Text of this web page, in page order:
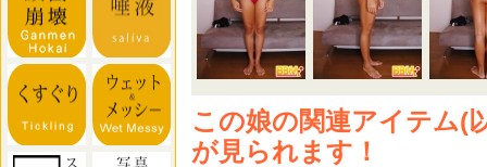
この娘の関連アイテム(
が見られます！